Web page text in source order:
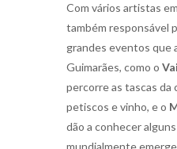
Com vários artistas
também responsável
grandes eventos que
Guimarães, como o
percorre as tascas da
petiscos e vinho, e o
dão a conhecer
mundialmente